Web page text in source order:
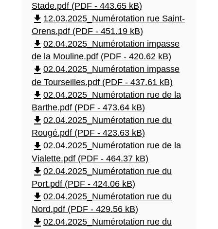
Stade.pdf (PDF - 443.65 kB)
file_download 12.03.2025_Numérotation rue Saint-
Orens.pdf (PDF - 451.19 kB)
file_download 02.04.2025_Numérotation impasse
de la Mouline.pdf (PDF - 420.62 kB)
file_download 02.04.2025_Numérotation impasse
de Tourseilles.pdf (PDF - 437.61 kB)
file_download 02.04.2025_Numérotation rue de la
Barthe.pdf (PDF - 473.64 kB)
file_download 02.04.2025_Numérotation rue du
Rougé.pdf (PDF - 423.63 kB)
file_download 02.04.2025_Numérotation rue de la
Vialette.pdf (PDF - 464.37 kB)
file_download 02.04.2025_Numérotation rue du
Port.pdf (PDF - 424.06 kB)
file_download 02.04.2025_Numérotation rue du
Nord.pdf (PDF - 429.56 kB)
file_download 02.04.2025_Numérotation rue du